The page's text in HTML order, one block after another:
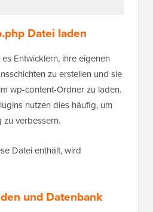
Datei laden
Entwicklern, ihre eigenen
zu erstellen und sie
wp-content-Ordner zu laden.
nutzen dies häufig, um
verbessern.
Datei enthält, wird
und Datenbank